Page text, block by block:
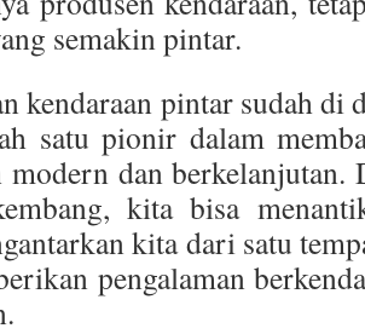
semakin pintar.
kendaraan pintar sudah di
satu pionir dalam
dan berkelanjutan.
kita bisa
kita dari satu
pengalaman